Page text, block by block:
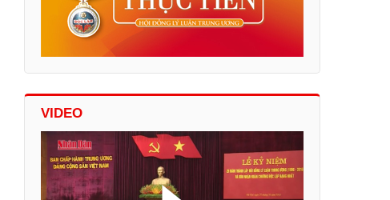
VIDEO